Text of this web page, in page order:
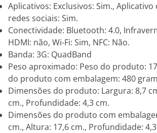
Aplicativos: Exclusivos: Sim., Aplicativo
redes sociais: Sim.
Conectividade: Bluetooth: 4.0,
HDMI: não, Wi-Fi: Sim, NFC: Não.
Banda: 3G: QuadBand
Peso aproximado: Peso do produto:
do produto com embalagem: 480
Dimensões do produto: Largura: 8,7
cm., Profundidade: 4,3 cm.
Dimensões do produto com
cm., Altura: 17,6 cm., Profundidade: